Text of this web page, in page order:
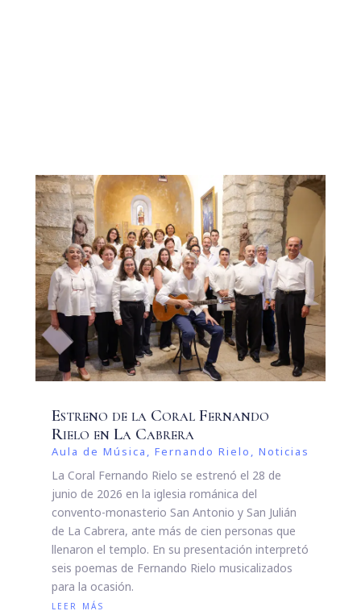
Estreno de la Coral Fernando
Rielo en La Cabrera
Aula de Música , Fernando Rielo , Noticias
La Coral Fernando Rielo se estrenó el 28 de
junio de 2026 en la iglesia románica del
convento-monasterio San Antonio y San Julián
de La Cabrera, ante más de cien personas que
llenaron el templo. En su presentación interpretó
seis poemas de Fernando Rielo musicalizados
para la ocasión.
leer más